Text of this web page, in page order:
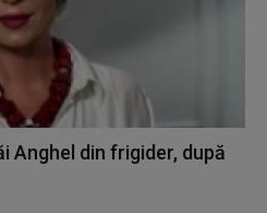
Anghel din frigider, după